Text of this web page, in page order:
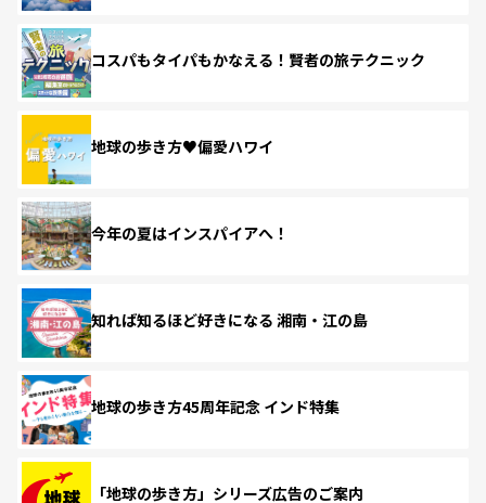
コスパもタイパもかなえる！賢者の旅テクニック
地球の歩き方♥偏愛ハワイ
今年の夏はインスパイアへ！
知れば知るほど好きになる 湘南・江の島
地球の歩き方45周年記念 インド特集
「地球の歩き方」シリーズ広告のご案内